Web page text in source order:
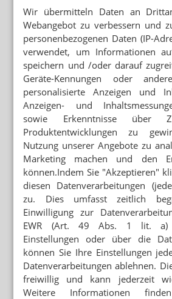
Wir übermitteln Daten an
Webangebot zu verbessern und
personenbezogenen Daten (IP-
verwendet, um Informationen
speichern und /oder darauf
Geräte-Kennungen oder
personalisierte Anzeigen und
Anzeigen- und
sowie Erkenntnisse über
Produktentwicklungen zu
Nutzung unserer Angebote zu
Marketing machen und den
können.Indem Sie "Akzeptieren"
diesen Datenverarbeitungen
zu. Dies umfasst zeitlich
Einwilligung zur
EWR (Art. 49 Abs. 1 lit. a)
Einstellungen oder über die
können Sie Ihre Einstellungen
Datenverarbeitungen ablehnen.
freiwillig und kann jederzeit
Weitere Informationen
KÖLN-WAHN
Coronavirus: Bundeswehr
ab
SCHLEIMLÖSER MIT
POTENZIAL
Ambroxol: Hilfreich bei
ITALIEN
Apotheken in Corona-
Regeln
Mehr zum Thema
NEM FÜR ERWACHSENDE
Wieder Vitamin-D-Vergiftung bei
STREICHUNG DER
Cannabisversorgung: Lob für GKV
PREISSENKUNG NACH BESTELLUNG
Monatswechsel: Apotheke verliert